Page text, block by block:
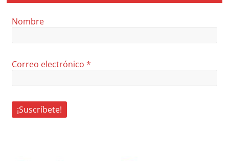
Nombre
Correo electrónico*